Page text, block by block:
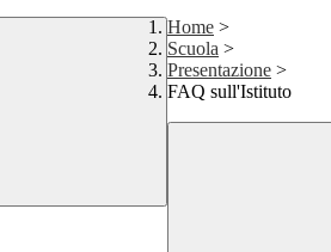
Home >
Scuola >
Presentazione >
FAQ sull'Istituto